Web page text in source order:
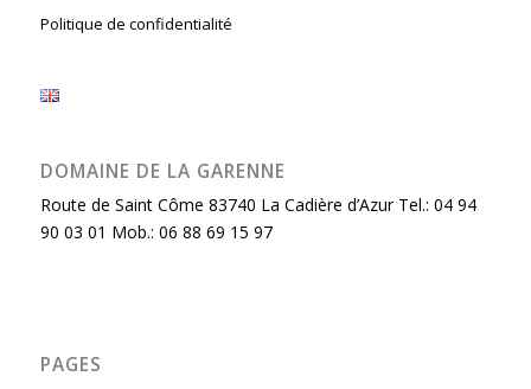
Politique de confidentialité
DOMAINE DE LA GARENNE
Route de Saint Côme 83740 La Cadière d’Azur Tel.: 04 94
90 03 01 Mob.: 06 88 69 15 97
PAGES